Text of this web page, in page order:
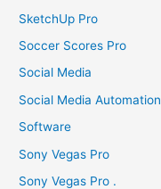
SketchUp Pro
Soccer Scores Pro
Social Media
Social Media Automation
Software
Sony Vegas Pro
Sony Vegas Pro .